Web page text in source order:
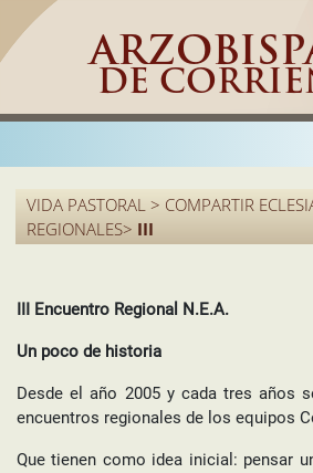
DE
VIDA PASTORAL > COMPARTIR
REGIONALES> III
III Encuentro Regional N.E.A.
Un poco de historia
Desde el año 2005 y cada tres años
encuentros regionales de los equipos
Que tienen como idea inicial: pensar